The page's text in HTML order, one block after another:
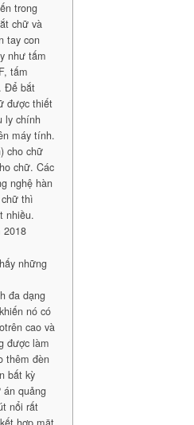
trong
chữ và
tay con
như tấm
tấm
Để bắt
được thiết
ly chính
máy tính.
cho chữ
chữ. Các
nghệ hàn
thì
nhiều.
2018
những
đa dạng
nó có
cao và
được làm
thêm đèn
bất kỳ
án quảng
nổi rất